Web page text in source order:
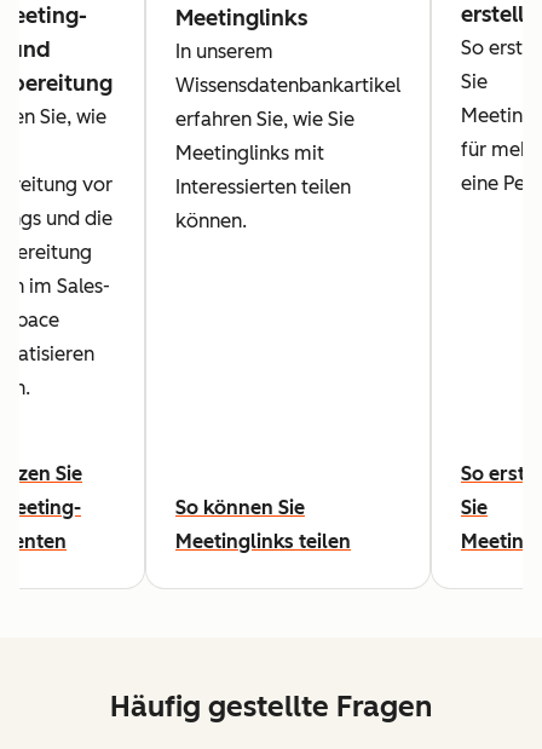
und
Sie, wie
vor
und die
im Sales-
Sie
Meetinglinks
In unserem
Wissensdatenbankartikel
erfahren Sie, wie Sie
Meetinglinks mit
Interessierten teilen
können.
So können Sie
Meetinglinks teilen
So
Sie
für mehr
eine
So
Sie
Häufig gestellte Fragen